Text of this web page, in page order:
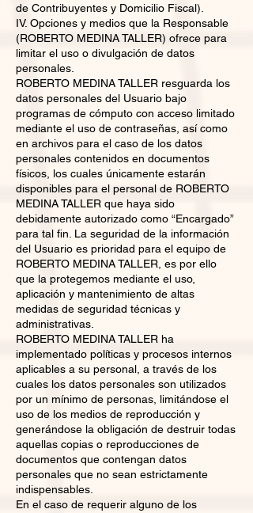
de Contribuyentes y Domicilio Fiscal).
IV. Opciones y medios que la Responsable
(ROBERTO MEDINA TALLER) ofrece para
limitar el uso o divulgación de datos
personales.
ROBERTO MEDINA TALLER resguarda los
datos personales del Usuario bajo
programas de cómputo con acceso limitado
mediante el uso de contraseñas, así como
en archivos para el caso de los datos
personales contenidos en documentos
físicos, los cuales únicamente estarán
disponibles para el personal de ROBERTO
MEDINA TALLER que haya sido
debidamente autorizado como “Encargado”
para tal fin. La seguridad de la información
del Usuario es prioridad para el equipo de
ROBERTO MEDINA TALLER, es por ello
que la protegemos mediante el uso,
aplicación y mantenimiento de altas
medidas de seguridad técnicas y
administrativas.
ROBERTO MEDINA TALLER ha
implementado políticas y procesos internos
aplicables a su personal, a través de los
cuales los datos personales son utilizados
por un mínimo de personas, limitándose el
uso de los medios de reproducción y
generándose la obligación de destruir todas
aquellas copias o reproducciones de
documentos que contengan datos
personales que no sean estrictamente
indispensables.
En el caso de requerir alguno de los